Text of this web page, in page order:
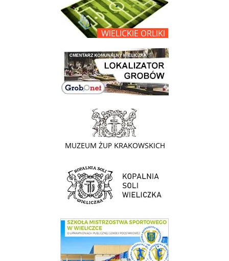
link do lokalizatora grobów na wielickim cmentarzu - grobnet
link do strony - Muzeum Żup Krakowskich Wieliczka
link do strony Kopalni Soli Wieliczka
link do SMS Wieliczka